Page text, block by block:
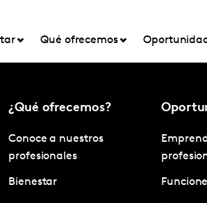
Qué ofrecemos
¿Qué ofrecemos?
Conoce a nuestros
profesionales
Bienestar